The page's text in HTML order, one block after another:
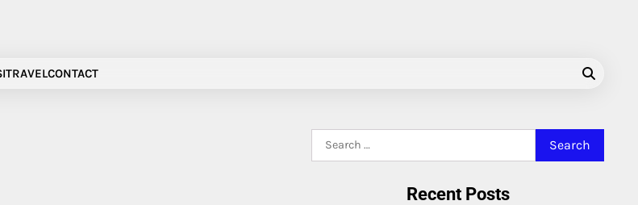
TRAVELCONTACT
Recent Posts